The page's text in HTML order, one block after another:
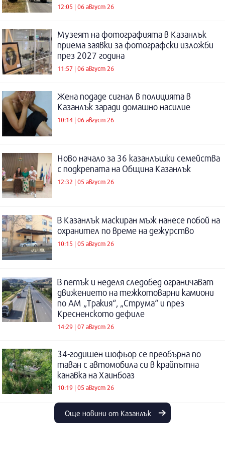
12:05 | 06 август 26
Музеят на фотографията в Казанлък
приема заявки за фотографски изложби
през 2027 година
11:57 | 06 август 26
Жена подаде сигнал в полицията в
Казанлък заради домашно насилие
10:14 | 06 август 26
Ново начало за 36 казанлъшки семейства
с подкрепата на Община Казанлък
12:32 | 05 август 26
В Казанлък маскиран мъж нанесе побой на
охранител по време на дежурство
10:15 | 05 август 26
В петък и неделя следобед ограничават
движението на тежкотоварни камиони
по АМ „Тракия“, „Струма“ и през
Кресненското дефиле
14:29 | 07 август 26
34-годишен шофьор се преобърна по
таван с автомобила си в крайпътна
канавка на Хаинбоаз
10:19 | 05 август 26
Още новини от Казанлък